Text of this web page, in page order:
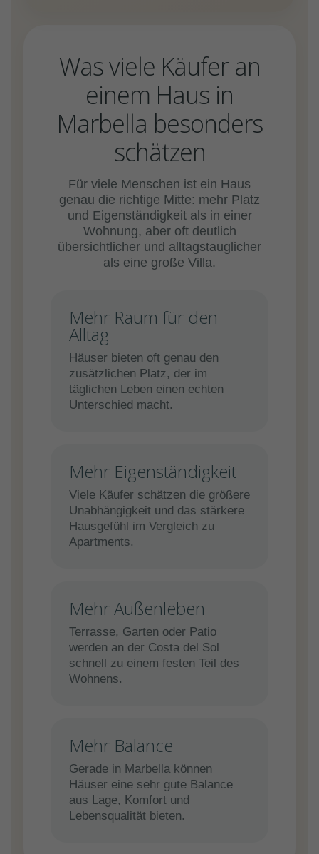
Was viele Käufer an
einem Haus in
Marbella besonders
schätzen
Für viele Menschen ist ein Haus
genau die richtige Mitte: mehr Platz
und Eigenständigkeit als in einer
Wohnung, aber oft deutlich
übersichtlicher und alltagstauglicher
als eine große Villa.
Mehr Raum für den
Alltag
Häuser bieten oft genau den
zusätzlichen Platz, der im
täglichen Leben einen echten
Unterschied macht.
Mehr Eigenständigkeit
Viele Käufer schätzen die größere
Unabhängigkeit und das stärkere
Hausgefühl im Vergleich zu
Apartments.
Mehr Außenleben
Terrasse, Garten oder Patio
werden an der Costa del Sol
schnell zu einem festen Teil des
Wohnens.
Mehr Balance
Gerade in Marbella können
Häuser eine sehr gute Balance
aus Lage, Komfort und
Lebensqualität bieten.